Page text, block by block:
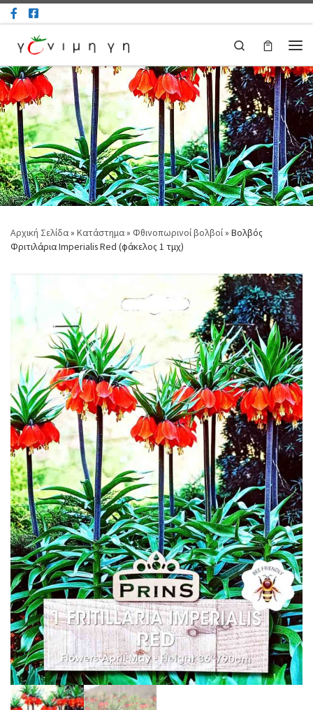
Μετάβαση στο περιεχόμενο
Search
Αρχική Σελίδα» Κατάστημα» Φθινοπωρινοί βολβοί» Βολβός
Φριτιλάρια Imperialis Red (φάκελος 1 τμχ)